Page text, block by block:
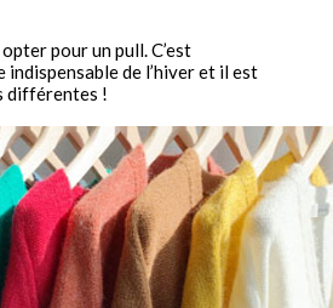
pour un pull. C’est
de l’hiver et il est
différentes !